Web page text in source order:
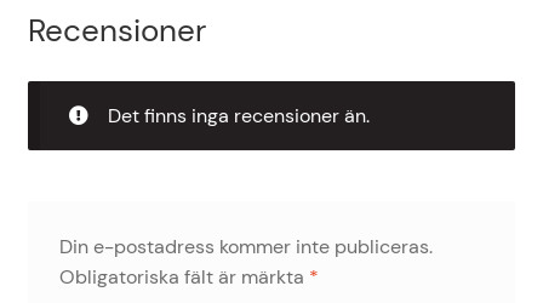
Recensioner
Det finns inga recensioner än.
Din e-postadress kommer inte publiceras.
Obligatoriska fält är märkta *